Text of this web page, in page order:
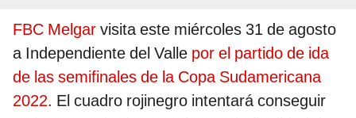
FBC Melgar visita este miércoles 31 de agosto
a Independiente del Valle por el partido de ida
de las semifinales de la Copa Sudamericana
2022. El cuadro rojinegro intentará conseguir